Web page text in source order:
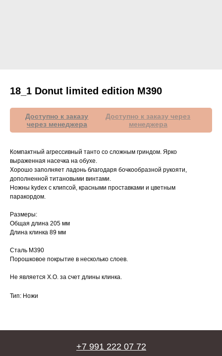
18_1 Donut limited edition M390
Компактный агрессивный танто со сложным гриндом. Ярко
выраженная насечка на обухе.
Хорошо заполняет ладонь благодаря бочкообразной рукояти,
дополненной титановыми винтами.
Ножны kydex с клипсой, красными проставками и цветным
паракордом.
Размеры:
Общая длина 205 мм
Длина клинка 89 мм
Сталь M390
Порошковое покрытие в несколько слоев.
Не является Х.О. за счет длины клинка.
Тип: Ножи
+7 991 222 07 72